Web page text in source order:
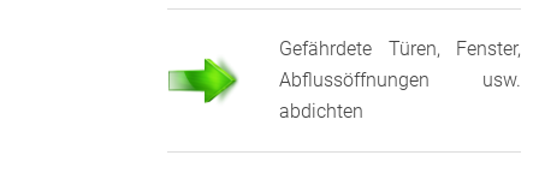
Gefährdete Türen, Fenster,
Abflussöffnungen usw.
abdichten